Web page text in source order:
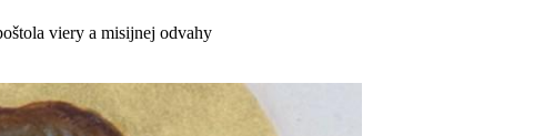
viery a misijnej odvahy